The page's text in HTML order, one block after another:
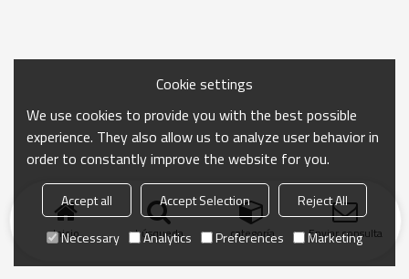
Inicio búsqueda categoría Enviar consulta
Cookie settings
We use cookies to provide you with the best possible
experience. They also allow us to analyze user behavior in
order to constantly improve the website for you.
Accept all Accept Selection
Reject All
Necessary
Analytics Preferences Marketing